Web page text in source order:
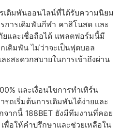
เดิมพันออนไลน์ที่ได้รับความนิยม
การเดิมพันกีฬา คาสิโนสด และ
และเชื่อถือได้ แพลตฟอร์มนี้มี
เดิมพัน ไม่ว่าจะเป็นฟุตบอล
ะสะดวกสบายในการเข้าถึงผ่าน
และเงื่อนไขการทำเทิร์น
รถเริ่มต้นการเดิมพันได้ง่ายและ
ากนี้ 188BET ยังมีทีมงานที่คอย
พื่อให้คำปรึกษาและช่วยเหลือใน